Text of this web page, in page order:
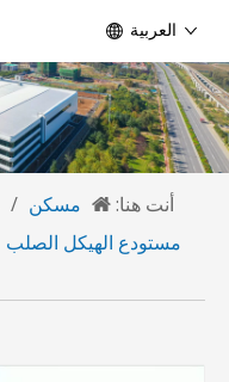
العربية
أنت هنا: مسكن /
مستودع الهيكل الصلب